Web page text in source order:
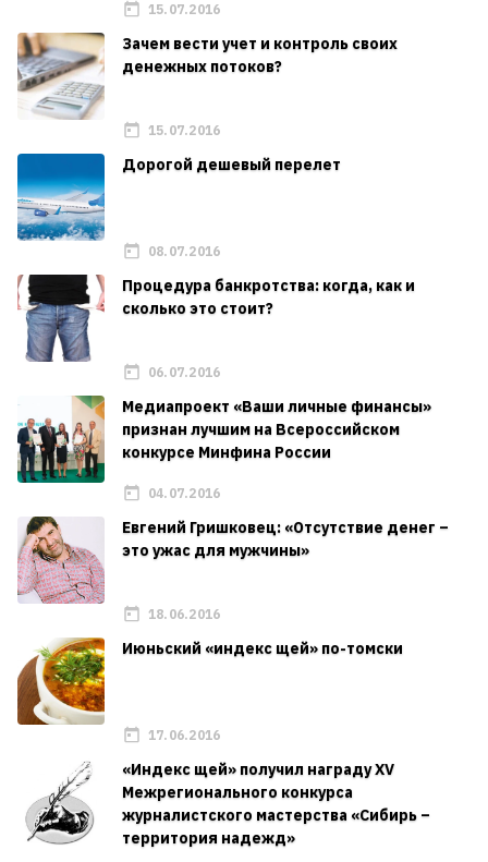
15.07.2016
Зачем вести учет и контроль своих
денежных потоков?
15.07.2016
Дорогой дешевый перелет
08.07.2016
Процедура банкротства: когда, как и
сколько это стоит?
06.07.2016
Медиапроект «Ваши личные финансы»
признан лучшим на Всероссийском
конкурсе Минфина России
04.07.2016
Евгений Гришковец: «Отсутствие денег –
это ужас для мужчины»
18.06.2016
Июньский «индекс щей» по-томски
17.06.2016
«Индекс щей» получил награду XV
Межрегионального конкурса
журналистского мастерства «Сибирь –
территория надежд»